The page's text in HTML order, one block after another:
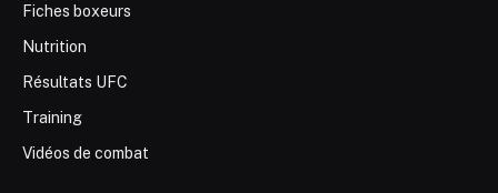
Fiches boxeurs
Nutrition
Résultats UFC
Training
Vidéos de combat